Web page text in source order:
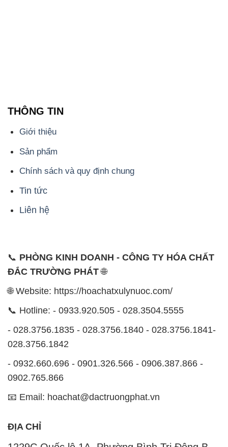
THÔNG TIN
Giới thiệu
Sản phẩm
Chính sách và quy định chung
Tin tức
Liên hệ
📞 PHÒNG KINH DOANH - CÔNG TY HÓA CHẤT
ĐẮC TRƯỜNG PHÁT🌐
🌐 Website: https://hoachatxulynuoc.com/
📞 Hotline: - 0933.920.505 - 028.3504.5555
- 028.3756.1835 - 028.3756.1840 - 028.3756.1841-
028.3756.1842
- 0932.660.696 - 0901.326.566 - 0906.387.866 -
0902.765.866
📧 Email: hoachat@dactruongphat.vn
ĐỊA CHỈ